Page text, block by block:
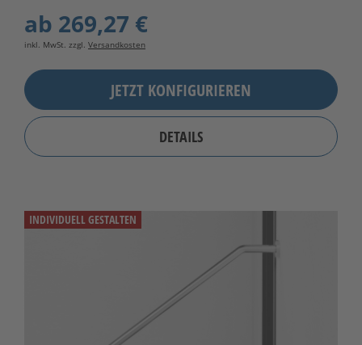
ab 269,27 €
inkl. MwSt. zzgl. Versandkosten
JETZT KONFIGURIEREN
DETAILS
INDIVIDUELL GESTALTEN